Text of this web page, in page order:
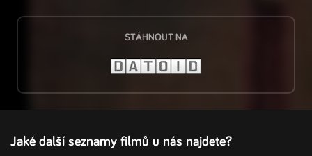
STÁHNOUT NA
Jaké další seznamy filmů u nás najdete?